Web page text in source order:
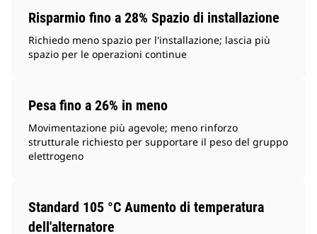
Risparmio fino a 28% Spazio di installazione
Richiedo meno spazio per l'installazione; lascia più
spazio per le operazioni continue
Pesa fino a 26% in meno
Movimentazione più agevole; meno rinforzo
strutturale richiesto per supportare il peso del gruppo
elettrogeno
Standard 105 °C Aumento di temperatura
dell'alternatore